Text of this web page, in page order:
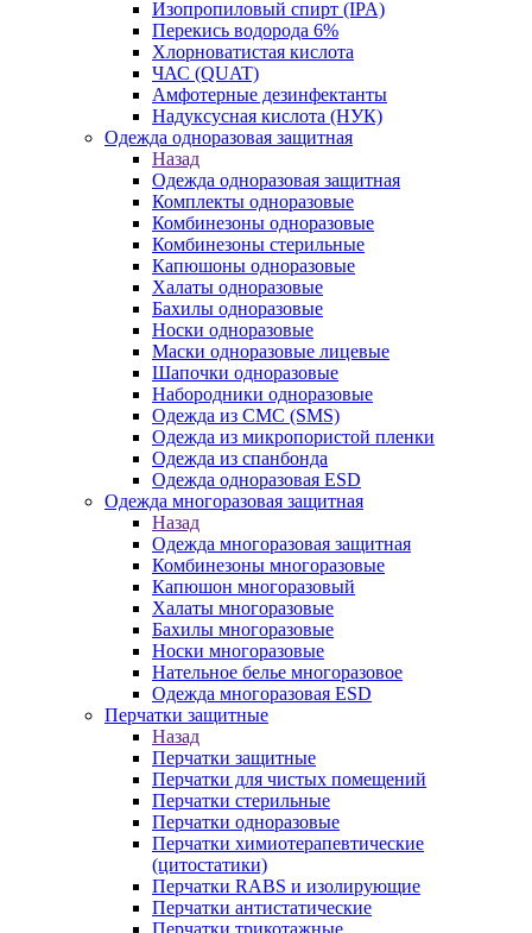
Изопропиловый спирт (IPA)
Перекись водорода 6%
Хлорноватистая кислота
ЧАС (QUAT)
Амфотерные дезинфектанты
Надуксусная кислота (НУК)
Одежда одноразовая защитная
Назад
Одежда одноразовая защитная
Комплекты одноразовые
Комбинезоны одноразовые
Комбинезоны стерильные
Капюшоны одноразовые
Халаты одноразовые
Бахилы одноразовые
Носки одноразовые
Маски одноразовые лицевые
Шапочки одноразовые
Набородники одноразовые
Одежда из СМС (SMS)
Одежда из микропористой пленки
Одежда из спанбонда
Одежда одноразовая ESD
Одежда многоразовая защитная
Назад
Одежда многоразовая защитная
Комбинезоны многоразовые
Капюшон многоразовый
Халаты многоразовые
Бахилы многоразовые
Носки многоразовые
Нательное белье многоразовое
Одежда многоразовая ESD
Перчатки защитные
Назад
Перчатки защитные
Перчатки для чистых помещений
Перчатки стерильные
Перчатки одноразовые
Перчатки химиотерапевтические
(цитостатики)
Перчатки RABS и изолирующие
Перчатки антистатические
Перчатки трикотажные